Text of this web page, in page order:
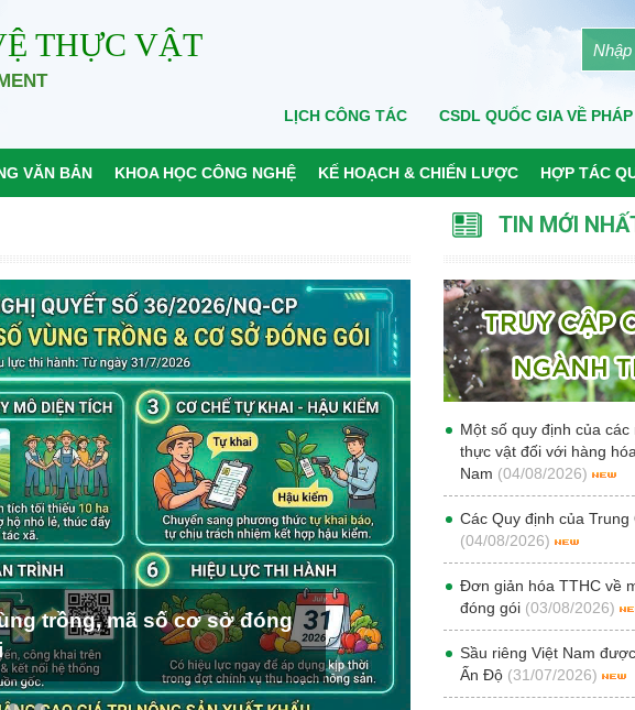
THỰC VẬT
LỊCH CÔNG TÁC CSDL QUỐC GIA VỀ
VĂN BẢN KHOA HỌC CÔNG NGHỆ KẾ HOẠCH & CHIẾN LƯỢC HỢP TÁC
trồng, mã số cơ sở đóng
TIN MỚI
Một số quy định của
thực vật đối với hàng
Nam (04/08/2026)
Các Quy định của
(04/08/2026)
Đơn giản hóa TTHC về
đóng gói (03/08/2026)
Sầu riêng Việt Nam
Ấn Độ (31/07/2026)